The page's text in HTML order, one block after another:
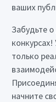
ваших
Забудьте
только
начните